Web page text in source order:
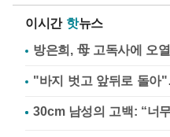
이시간 핫뉴스
방은희, 母 고독사에 오
"바지 벗고 앞뒤로 돌아